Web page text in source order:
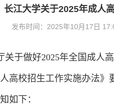
长江大学关于2025年成人
发布时间：2025年10月17日
关于做好2025年全国成人
高校招生工作实施办法》
如下：